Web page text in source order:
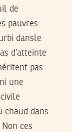
de
pauvres
dansle
d’atteinte
pas
une
chaud dans
ces